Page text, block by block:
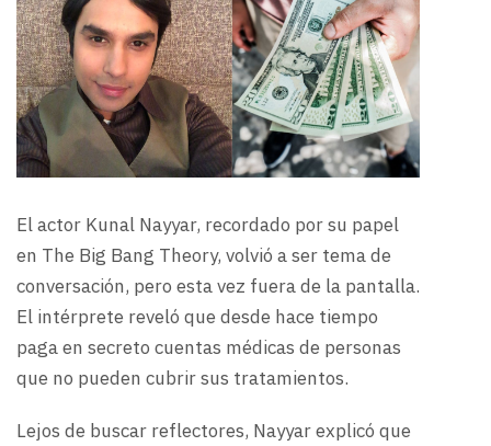
El actor Kunal Nayyar, recordado por su papel
en The Big Bang Theory, volvió a ser tema de
conversación, pero esta vez fuera de la pantalla.
El intérprete reveló que desde hace tiempo
paga en secreto cuentas médicas de personas
que no pueden cubrir sus tratamientos.
Lejos de buscar reflectores, Nayyar explicó que